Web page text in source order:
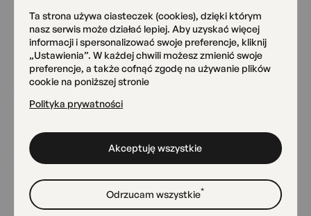
Ta strona używa ciasteczek (cookies), dzięki którym
nasz serwis może działać lepiej. Aby uzyskać więcej
informacji i spersonalizować swoje preferencje, kliknij
„Ustawienia”. W każdej chwili możesz zmienić swoje
preferencje, a także cofnąć zgodę na używanie plików
cookie na poniższej stronie
Polityka prywatności
Akceptuję wszystkie
Odrzucam wszystkie*
Nasze miejsca
Siedziba główna OKO
Grójecka 75
Zielone OKO
Grójecka 75